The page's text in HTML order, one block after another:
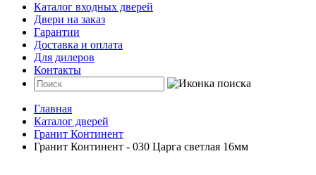
Каталог входных дверей
Двери на заказ
Гарантии
Доставка и оплата
Для дилеров
Контакты
Главная
Каталог дверей
Гранит Континент
Гранит Континент - 030 Царга светлая 16мм